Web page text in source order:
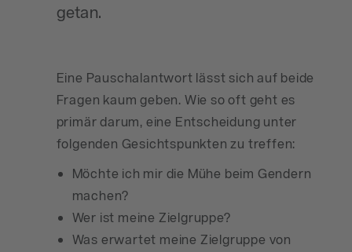
getan.
Eine Pauschalantwort lässt sich auf beide
Fragen kaum geben. Wie so oft geht es
primär darum, eine Entscheidung unter
folgenden Gesichtspunkten zu treffen:
Möchte ich mir die Mühe beim Gendern
machen?
Wer ist meine Zielgruppe?
Was erwartet meine Zielgruppe von